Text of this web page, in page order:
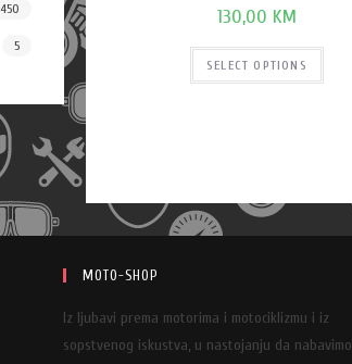
130,00 KM
SELECT OPTIONS
450
5
MOTO-SHOP
Iz ljubavi prema motorima i motociklizmu i iz
sopstvenog iskustva, u nastojanju da nabavimo